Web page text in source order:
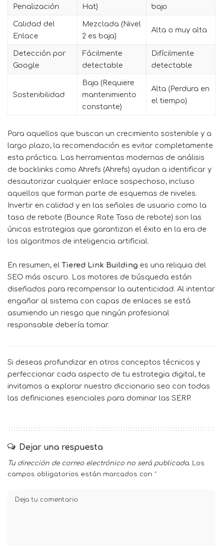
Penalización Hat) bajo
Calidad del
Enlace
Mezclada (Nivel
2 es baja)
Alta o muy alta
Detección por
Google
Fácilmente
detectable
Difícilmente
detectable
Sostenibilidad
Baja (Requiere
mantenimiento
constante)
Alta (Perdura en
el tiempo)
Para aquellos que buscan un crecimiento sostenible y a
largo plazo, la recomendación es evitar completamente
esta práctica. Las herramientas modernas de análisis
de backlinks como Ahrefs (Ahrefs) ayudan a identificar y
desautorizar cualquier enlace sospechoso, incluso
aquellos que forman parte de esquemas de niveles.
Invertir en calidad y en las señales de usuario como la
tasa de rebote (Bounce Rate Tasa de rebote) son las
únicas estrategias que garantizan el éxito en la era de
los algoritmos de inteligencia artificial.
En resumen, el Tiered Link Building es una reliquia del
SEO más oscuro. Los motores de búsqueda están
diseñados para recompensar la autenticidad. Al intentar
engañar al sistema con capas de enlaces se está
asumiendo un riesgo que ningún profesional
responsable debería tomar.
Si deseas profundizar en otros conceptos técnicos y
perfeccionar cada aspecto de tu estrategia digital, te
invitamos a explorar nuestro diccionario seo con todas
las definiciones esenciales para dominar las SERP.
Dejar una respuesta
Tu dirección de correo electrónico no será publicada. Los
campos obligatorios están marcados con *